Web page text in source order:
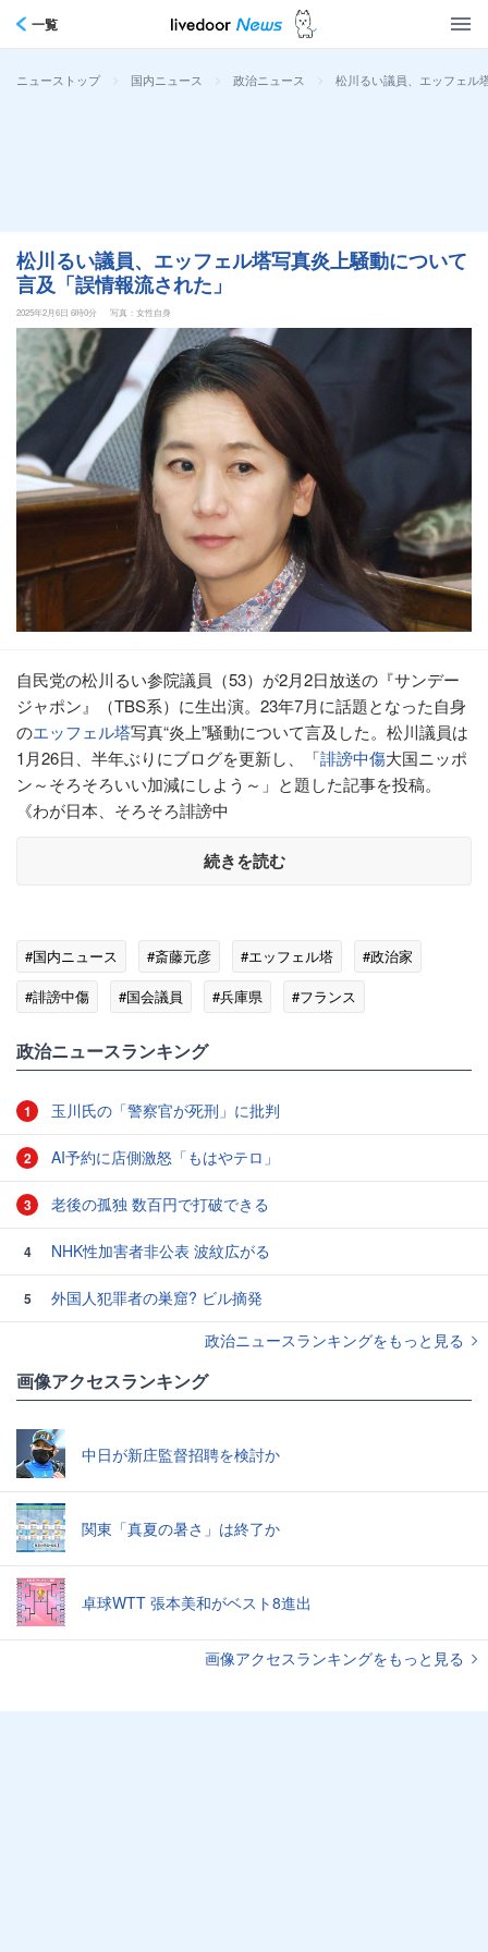
一覧
ニューストップ > 国内ニュース > 政治ニュース > 松川るい議員、エッフェル
松川るい議員、エッフェル塔写真炎上騒動について
言及「誤情報流された」
2025年2月6日 6時0分 写真：女性自身
自民党の松川るい参院議員（53）が2月2日放送の『サンデー
ジャポン』（TBS系）に生出演。23年7月に話題となった自身
のエッフェル塔写真“炎上”騒動について言及した。松川議員は
1月26日、半年ぶりにブログを更新し、「誹謗中傷大国ニッポ
ン～そろそろいい加減にしよう～」と題した記事を投稿。
《わが日本、そろそろ誹謗中
続きを読む
#国内ニュース #斎藤元彦 #エッフェル塔
#政治家
#誹謗中傷
#国会議員 #兵庫県 #フランス
政治ニュースランキング
1 玉川氏の「警察官が死刑」に批判
2 AI予約に店側激怒「もはやテロ」
3 老後の孤独 数百円で打破できる
4 NHK性加害者非公表 波紋広がる
5
外国人犯罪者の巣窟? ビル摘発
政治ニュースランキングをもっと見る
画像アクセスランキング
中日が新庄監督招聘を検討か
関東「真夏の暑さ」は終了か
卓球WTT 張本美和がベスト8進出
画像アクセスランキングをもっと見る